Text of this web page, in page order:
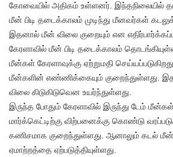
கோவையில் அதிகம் உள்ளனர். இந்தநிலையில்
மீன் பிடி தடைக்காலம் முடிந்து மீனவர்கள்
இதனால் மீன் விலை குறையும் என
கேரளாவில் மீன் பிடி தடைக்காலம்
மீன்கள் கேரளாவுக்கு ஏற்றுமதி
மீன்களின் எண்ணிக்கையும் குறைந்துள்ளது.
விலை கிடுகிடுவென உயர்ந்துள்ளது.
இருந்த போதும் கேரளாவில் இருந்து டேம்
மார்க்கெட்டிற்கு விற்பனைக்கு கொண்டு
கணிசமாக குறைந்துள்ளது. ஆனாலும் கடல் மீன்
ஏமாற்றத்தை ஏற்படுத்தியுள்ளது.